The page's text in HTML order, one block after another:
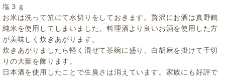
塩３ｇ
お米は洗って笊にて水切りをしておきます。贅沢にお酒は真野鶴
純米を使用してしまいました。料理酒より良いお酒を使用した方
が美味しく炊きあがります。
炊きあがりましたら軽く混ぜて茶碗に盛り、白胡麻を掛けて千切
りの大葉を飾ります。
日本酒を使用したことで生臭さは消えています。家族にも好評で